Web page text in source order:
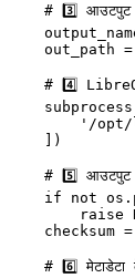
# 3️⃣ आउटपुट
out_path
# 4️⃣
'/
    ])
# 5️⃣ आउटपुट
if not
raise
checksum
# 6️⃣ मेटाडेटा